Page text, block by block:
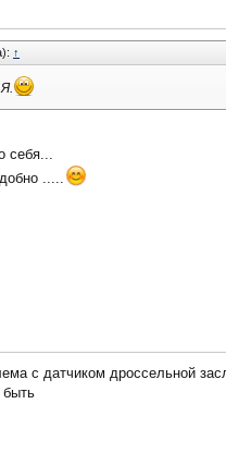
↑
себя...
.....
с датчиком дроссельной
быть